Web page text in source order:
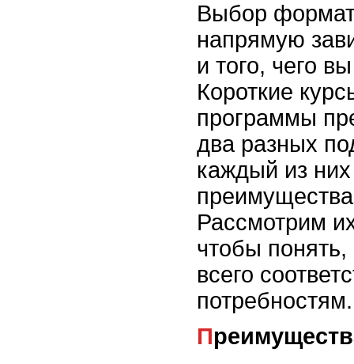
Выбор
напрямую
и того, чего
Короткие
программы
два разных
каждый из
Рассмотрим
чтобы
всего
потребностям.